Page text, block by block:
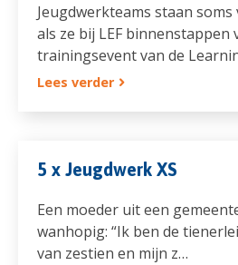
Jeugdwerkteams staan
als ze bij LEF
trainingsevent van de
Lees verder
5 x Jeugdwerk XS
Een moeder uit een
wanhopig: “Ik ben de
van zestien en mijn z…